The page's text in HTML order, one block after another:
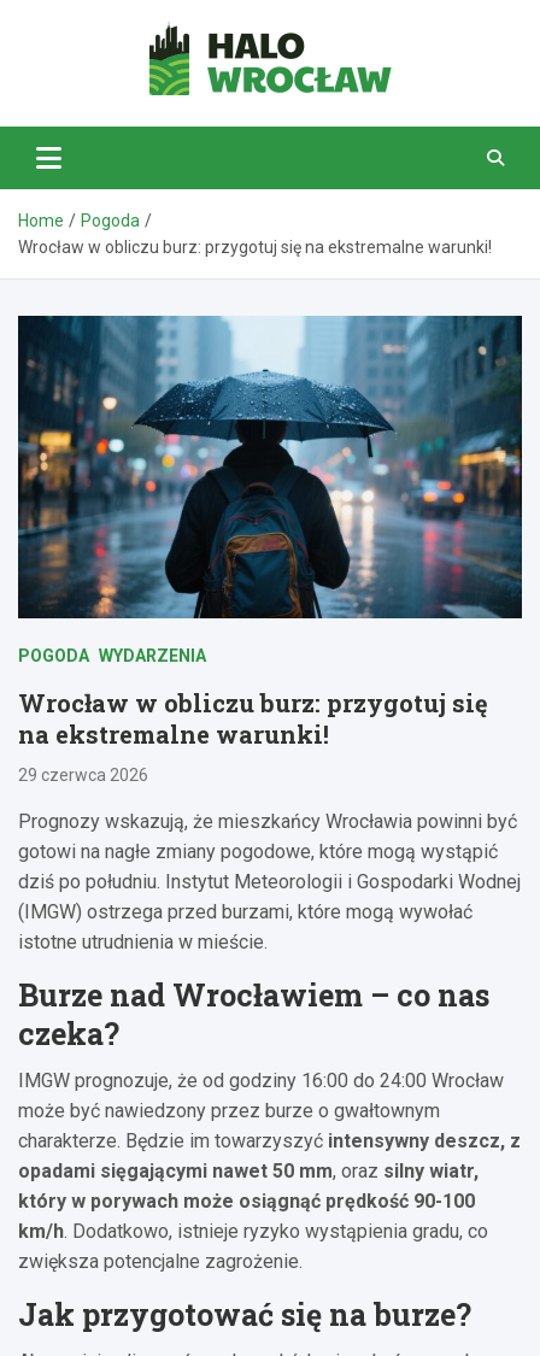
HaloWrocław.pl
Home
Pogoda
Wrocław w obliczu burz: przygotuj się na ekstremalne warunki!
POGODA WYDARZENIA
Wrocław w obliczu burz: przygotuj się
na ekstremalne warunki!
29 czerwca 2026
Prognozy wskazują, że mieszkańcy Wrocławia powinni być
gotowi na nagłe zmiany pogodowe, które mogą wystąpić
dziś po południu. Instytut Meteorologii i Gospodarki Wodnej
(IMGW) ostrzega przed burzami, które mogą wywołać
istotne utrudnienia w mieście.
Burze nad Wrocławiem – co nas
czeka?
IMGW prognozuje, że od godziny 16:00 do 24:00 Wrocław
może być nawiedzony przez burze o gwałtownym
charakterze. Będzie im towarzyszyć intensywny deszcz, z
opadami sięgającymi nawet 50 mm, oraz silny wiatr,
który w porywach może osiągnąć prędkość 90-100
km/h. Dodatkowo, istnieje ryzyko wystąpienia gradu, co
zwiększa potencjalne zagrożenie.
Jak przygotować się na burze?